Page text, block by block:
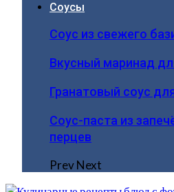
Соусы
Соус из свежего
Вкусный маринад
Гранатовый соус
Соус-паста из
перцев
PrevNext